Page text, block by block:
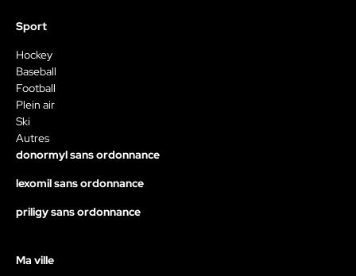
Sport
Hockey
Baseball
Football
Plein air
Ski
Autres
donormyl sans ordonnance
lexomil sans ordonnance
priligy sans ordonnance
Ma ville